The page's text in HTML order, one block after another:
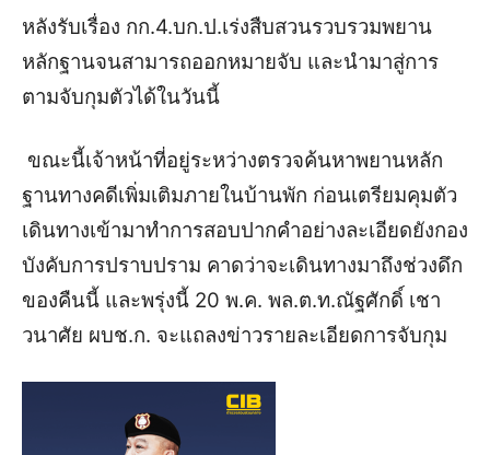
หลังรับเรื่อง กก.4.บก.ป.เร่งสืบสวนรวบรวมพยาน
หลักฐานจนสามารถออกหมายจับ และนำมาสู่การ
ตามจับกุมตัวได้ในวันนี้
ขณะนี้เจ้าหน้าที่อยู่ระหว่างตรวจค้นหาพยานหลัก
ฐานทางคดีเพิ่มเติมภายในบ้านพัก ก่อนเตรียมคุมตัว
เดินทางเข้ามาทำการสอบปากคำอย่างละเอียดยังกอง
บังคับการปราบปราม คาดว่าจะเดินทางมาถึงช่วงดึก
ของคืนนี้ และพรุ่งนี้ 20 พ.ค. พล.ต.ท.ณัฐศักดิ์ เชา
วนาศัย ผบช.ก. จะแถลงข่าวรายละเอียดการจับกุม